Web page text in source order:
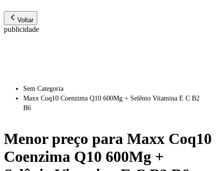
Voltar
publicidade
Sem Categoria
Maxx Coq10 Coenzima Q10 600Mg + Selênio Vitamina E C B2
B6
Menor preço para Maxx Coq10
Coenzima Q10 600Mg +